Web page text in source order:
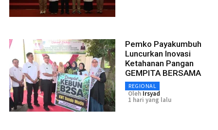
Pemko Payakumbuh
Luncurkan Inovasi
Ketahanan Pangan
GEMPITA BERSAMA
REGIONAL
Oleh Irsyad
1 hari yang lalu